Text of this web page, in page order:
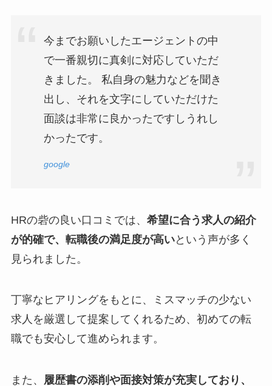
今までお願いしたエージェントの中
で一番親切に真剣に対応していただ
きました。 私自身の魅力などを聞き
出し、それを文字にしていただけた
面談は非常に良かったですしうれし
かったです。
google
HRの砦の良い口コミでは、 希望に合う求人の紹介
が的確で、転職後の満足度が高いという声が多く
見られました。
丁寧なヒアリングをもとに、ミスマッチの少ない
求人を厳選して提案してくれるため、初めての転
職でも安心して進められます。
また、 履歴書の添削や面接対策が充実しており、